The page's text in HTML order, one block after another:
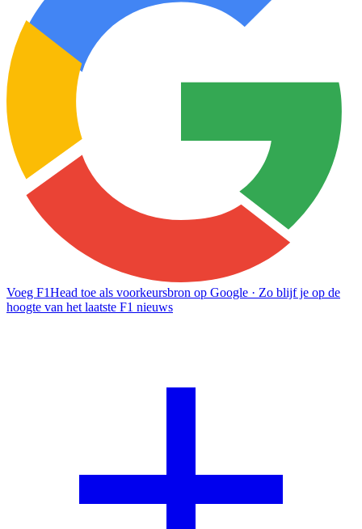
Voeg F1Head toe als voorkeursbron op Google · Zo blijf je op de
hoogte van het laatste F1 nieuws